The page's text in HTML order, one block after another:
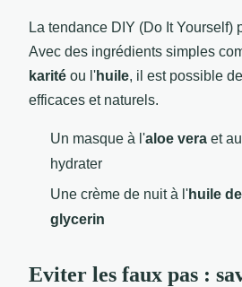
La tendance DIY (Do It Yourself)
Avec des ingrédients simples
karité ou l'huile, il est possible
efficaces et naturels.
Un masque à l'aloe vera et
hydrater
Une crème de nuit à l'huile
glycerin
Eviter les faux pas :